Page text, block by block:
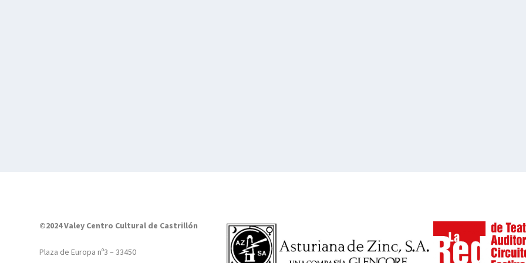
©2024 Valey Centro Cultural de Castrillón
Plaza de Europa nº3 – 33450